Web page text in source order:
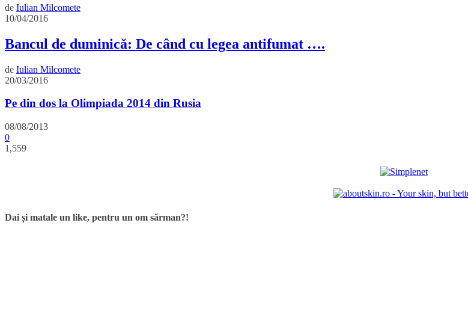
de Iulian Milcomete
10/04/2016
Bancul de duminică: De când cu legea antifumat ….
de Iulian Milcomete
20/03/2016
Pe din dos la Olimpiada 2014 din Rusia
08/08/2013
0
1,559
Dai și matale un like, pentru un om sărman?!